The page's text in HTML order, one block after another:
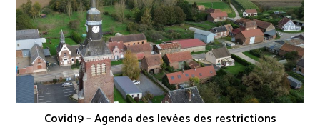
Covid19 – Agenda des levées des restrictions